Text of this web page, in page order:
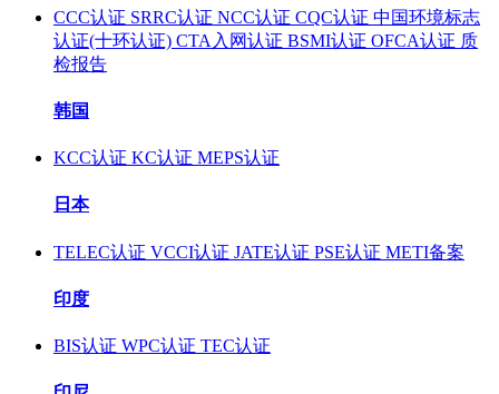
CCC认证 SRRC认证 NCC认证 CQC认证 中国环境标志
认证(十环认证) CTA入网认证 BSMI认证 OFCA认证 质
检报告
韩国
KCC认证 KC认证 MEPS认证
日本
TELEC认证 VCCI认证 JATE认证 PSE认证 METI备案
印度
BIS认证 WPC认证 TEC认证